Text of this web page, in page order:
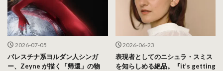
2026-07-05
パレスチナ系ヨルダン人シンガ
ー、Zeyne が描く「帰還」の物
2026-06-23
表現者としてのニシュラ・スミス
を知らしめる絶品。『it’s getting